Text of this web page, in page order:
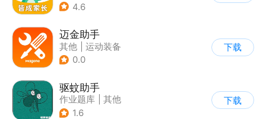
4.6
迈金助手
其他
运动装备
0.0
下载
驱蚊助手
作业题库
其他
| 知识共享
1.6
下载